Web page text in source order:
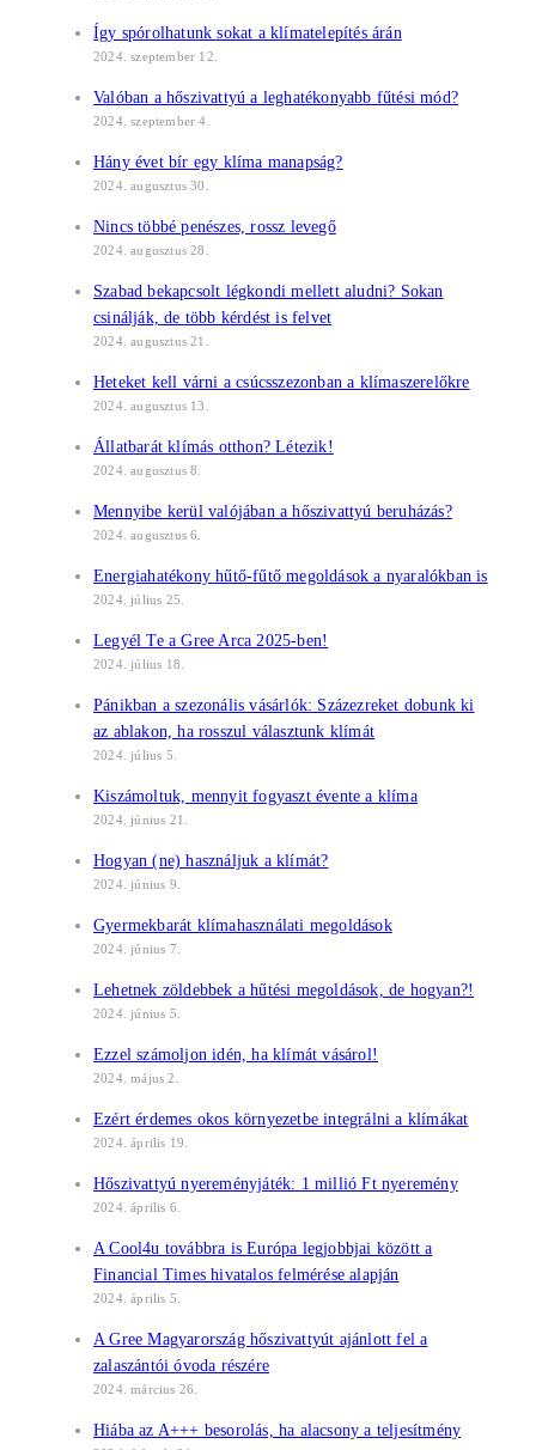
Így spórolhatunk sokat a klímatelepítés árán
2024. szeptember 12.
Valóban a hőszivattyú a leghatékonyabb fűtési mód?
2024. szeptember 4.
Hány évet bír egy klíma manapság?
2024. augusztus 30.
Nincs többé penészes, rossz levegő
2024. augusztus 28.
Szabad bekapcsolt légkondi mellett aludni? Sokan
csinálják, de több kérdést is felvet
2024. augusztus 21.
Heteket kell várni a csúcsszezonban a klímaszerelőkre
2024. augusztus 13.
Állatbarát klímás otthon? Létezik!
2024. augusztus 8.
Mennyibe kerül valójában a hőszivattyú beruházás?
2024. augusztus 6.
Energiahatékony hűtő-fűtő megoldások a nyaralókban is
2024. július 25.
Legyél Te a Gree Arca 2025-ben!
2024. július 18.
Pánikban a szezonális vásárlók: Százezreket dobunk ki
az ablakon, ha rosszul választunk klímát
2024. július 5.
Kiszámoltuk, mennyit fogyaszt évente a klíma
2024. június 21.
Hogyan (ne) használjuk a klímát?
2024. június 9.
Gyermekbarát klímahasználati megoldások
2024. június 7.
Lehetnek zöldebbek a hűtési megoldások, de hogyan?!
2024. június 5.
Ezzel számoljon idén, ha klímát vásárol!
2024. május 2.
Ezért érdemes okos környezetbe integrálni a klímákat
2024. április 19.
Hőszivattyú nyereményjáték: 1 millió Ft nyeremény
2024. április 6.
A Cool4u továbbra is Európa legjobbjai között a
Financial Times hivatalos felmérése alapján
2024. április 5.
A Gree Magyarország hőszivattyút ajánlott fel a
zalaszántói óvoda részére
2024. március 26.
Hiába az A+++ besorolás, ha alacsony a teljesítmény